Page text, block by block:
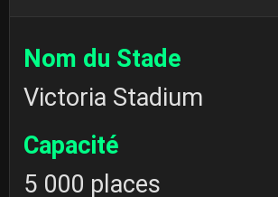
Nom du Stade
Victoria Stadium
Capacité
5 000 places